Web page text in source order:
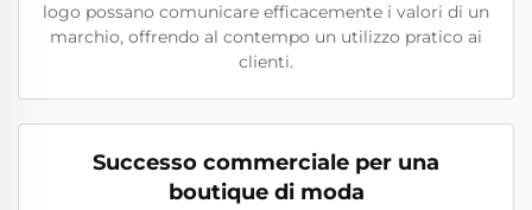
logo possano comunicare efficacemente i valori di un
marchio, offrendo al contempo un utilizzo pratico ai
clienti.
Successo commerciale per una
boutique di moda